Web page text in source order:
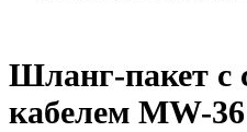
Шланг-пакет с
кабелем MW-